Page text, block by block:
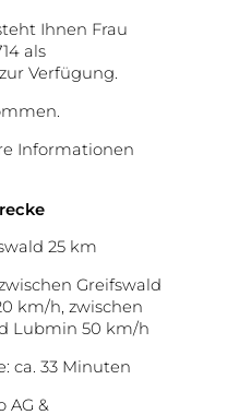
Ihnen Frau
als
Verfügung.
Informationen
25 km
Greifswald
km/h, zwischen
Lubmin 50 km/h
ca. 33 Minuten
AG &